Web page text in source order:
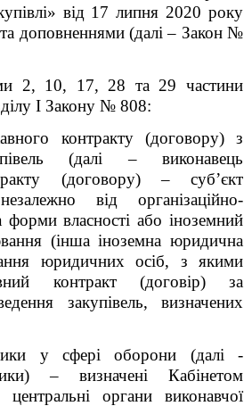
від 17 липня 2020 року
доповненнями (далі – Закон №
2, 10, 17, 28 та 29 частини
І Закону № 808:
контракту (договору) з
(далі – виконавець
(договору) – суб’єкт
від організаційно-
власності або іноземний
(інша іноземна юридична
юридичних осіб, з якими
контракт (договір) за
закупівель, визначених
у сфері оборони (далі -
– визначені Кабінетом
центральні органи виконавчої